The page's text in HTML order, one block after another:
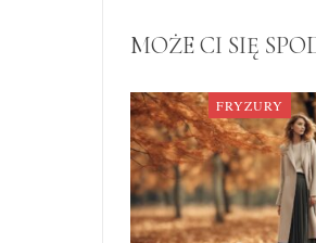
MOŻE CI SIĘ
FRYZURY